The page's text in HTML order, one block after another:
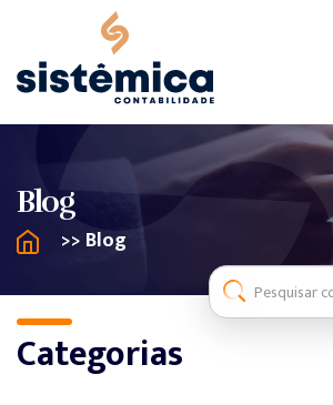
Blog
>> Blog
Categorias